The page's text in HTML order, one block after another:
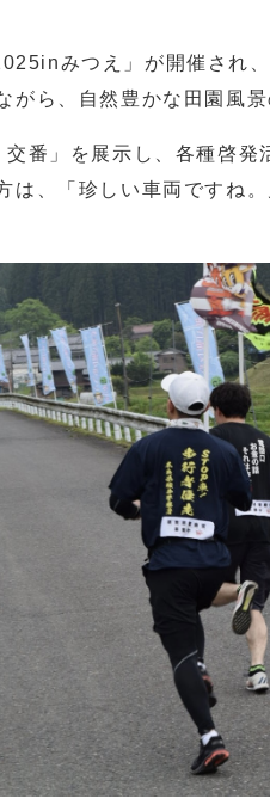
みつえ」が開催され
ら、自然豊かな田園風景
番」を展示し、各種啓発
、「珍しい車両ですね